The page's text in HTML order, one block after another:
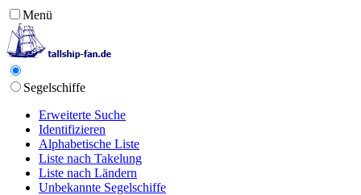
Menü
Segelschiffe
Erweiterte Suche
Identifizieren
Alphabetische Liste
Liste nach Takelung
Liste nach Ländern
Unbekannte Segelschiffe